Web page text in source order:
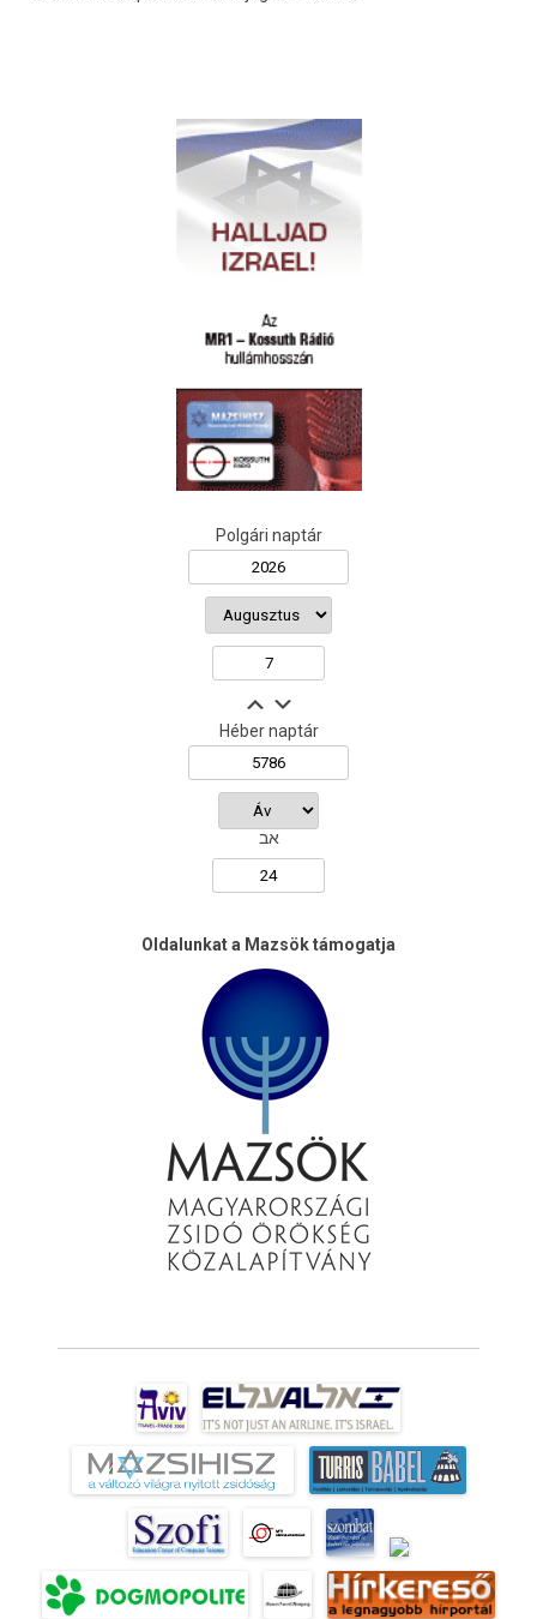
Polgári naptár
Héber naptár
אב
Oldalunkat a Mazsök támogatja